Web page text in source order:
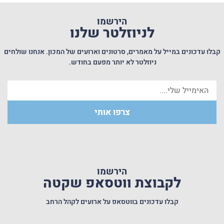
הירשמו
לניוזלטר שלנו
קבלו עדכונים במייל על מאמרים, סרטונים וארועים של המכון. אנחנו שולחים
ניוזלטר לא יותר מפעם בחודש.
צרפו אותי
הירשמו
לקבוצת ווטסאפ שקטה
קבלו עדכונים בווטסאפ על ארועים לקהל הרחב